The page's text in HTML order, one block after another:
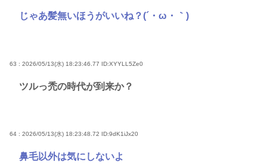
じゃあ髪無いほうがいいね？(´・ω・｀)
63 : 2026/05/13(水) 18:23:46.77 ID:XYYLL5Ze0
ツルっ禿の時代が到来か？
64 : 2026/05/13(水) 18:23:48.72 ID:9dK1iJx20
鼻毛以外は気にしないよ